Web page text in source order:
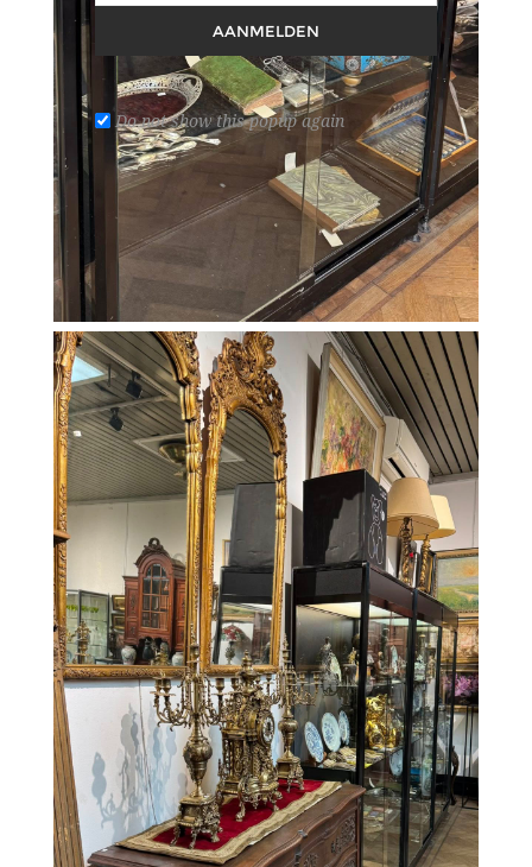
AANMELDEN
Do not show this popup again